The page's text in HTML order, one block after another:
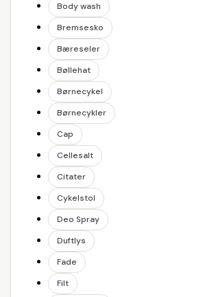
Body wash
Bremsesko
Bæreseler
Bøllehat
Børnecykel
Børnecykler
Cap
Cellesalt
Citater
Cykelstol
Deo Spray
Duftlys
Fade
Filt